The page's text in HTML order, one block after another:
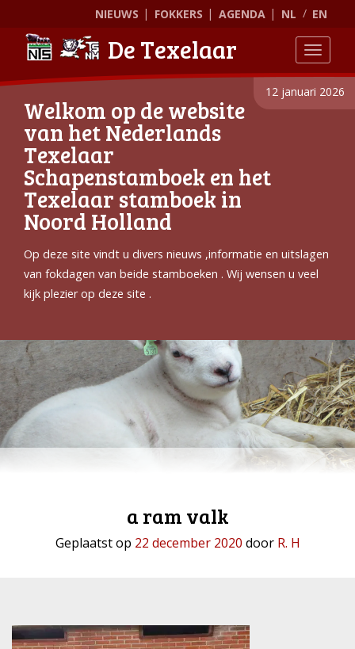
NIEUWS FOKKERS AGENDA NL EN
De Texelaar
12 januari 2026
Welkom op de website
van het Nederlands
Texelaar
Schapenstamboek en het
Texelaar stamboek in
Noord Holland
Op deze site vindt u divers nieuws ,informatie en uitslagen
van fokdagen van beide stamboeken . Wij wensen u veel
kijk plezier op deze site .
a ram valk
Geplaatst op 22 december 2020 door R. H